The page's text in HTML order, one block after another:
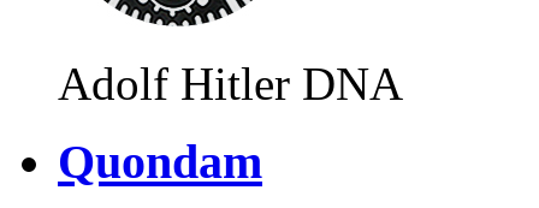
Adolf Hitler DNA
Quondam